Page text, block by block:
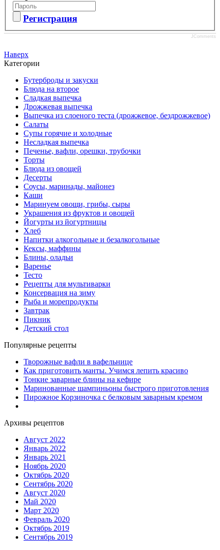
Регистрация
JComments
Наверх
Категории
Бутерброды и закуски
Блюда на второе
Сладкая выпечка
Дрожжевая выпечка
Выпечка из слоеного теста (дрожжевое, бездрожжевое)
Салаты
Супы горячие и холодные
Несладкая выпечка
Печенье, вафли, орешки, трубочки
Торты
Блюда из овощей
Десерты
Соусы, маринады, майонез
Каши
Маринуем овощи, грибы, сыры
Украшения из фруктов и овощей
Йогурты из йогуртницы
Хлеб
Напитки алкогольные и безалкогольные
Кексы, маффины
Блины, оладьи
Варенье
Тесто
Рецепты для мультиварки
Консервация на зиму
Рыба и морепродукты
Завтрак
Пикник
Детский стол
Популярные рецепты
Творожные вафли в вафельнице
Как приготовить манты. Учимся лепить красиво
Тонкие заварные блины на кефире
Маринованные шампиньоны быстрого приготовления
Пирожное Корзиночка с белковым заварным кремом
Архивы рецептов
Август 2022
Январь 2022
Январь 2021
Ноябрь 2020
Октябрь 2020
Сентябрь 2020
Август 2020
Май 2020
Март 2020
Февраль 2020
Октябрь 2019
Сентябрь 2019